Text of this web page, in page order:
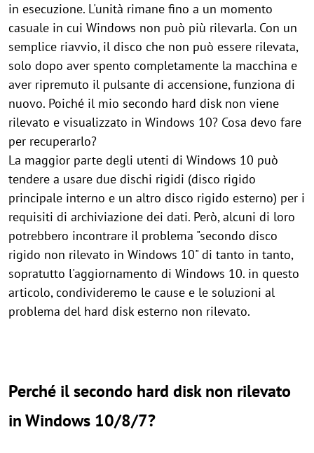
in esecuzione. L'unità rimane fino a un momento
casuale in cui Windows non può più rilevarla. Con un
semplice riavvio, il disco che non può essere rilevata,
solo dopo aver spento completamente la macchina e
aver ripremuto il pulsante di accensione, funziona di
nuovo. Poiché il mio secondo hard disk non viene
rilevato e visualizzato in Windows 10? Cosa devo fare
per recuperarlo?
La maggior parte degli utenti di Windows 10 può
tendere a usare due dischi rigidi (disco rigido
principale interno e un altro disco rigido esterno) per i
requisiti di archiviazione dei dati. Però, alcuni di loro
potrebbero incontrare il problema "secondo disco
rigido non rilevato in Windows 10" di tanto in tanto,
sopratutto l'aggiornamento di Windows 10. in questo
articolo, condivideremo le cause e le soluzioni al
problema del hard disk esterno non rilevato.
Perché il secondo hard disk non rilevato
in Windows 10/8/7?